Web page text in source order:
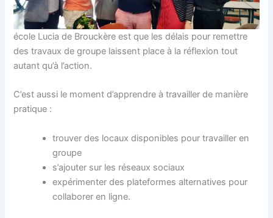
école Lucia de Brouckère est que les délais pour remettre
des travaux de groupe laissent place à la réflexion tout
autant qu’à l’action.
C’est aussi le moment d’apprendre à travailler de manière
pratique :
trouver des locaux disponibles pour travailler en
groupe
s’ajouter sur les réseaux sociaux
expérimenter des plateformes alternatives pour
collaborer en ligne.